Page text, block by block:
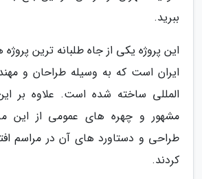
ببرید.
این پروژه یکی از جاه طلبانه ترین
ایران است که به وسیله طراحان و
المللی ساخته شده است. علاوه بر
مشهور و چهره های عمومی از این
طراحی و دستاورد های آن در مراسم
کردند.